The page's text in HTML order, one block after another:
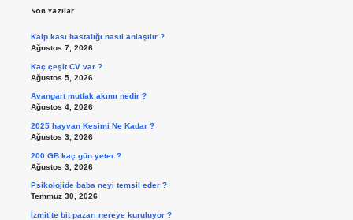
Son Yazılar
Kalp kası hastalığı nasıl anlaşılır ?
Ağustos 7, 2026
Kaç çeşit CV var ?
Ağustos 5, 2026
Avangart mutfak akımı nedir ?
Ağustos 4, 2026
2025 hayvan Kesimi Ne Kadar ?
Ağustos 3, 2026
200 GB kaç gün yeter ?
Ağustos 3, 2026
Psikolojide baba neyi temsil eder ?
Temmuz 30, 2026
İzmit’te bit pazarı nereye kuruluyor ?